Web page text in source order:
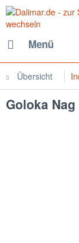
Menü
Übersicht
Goloka